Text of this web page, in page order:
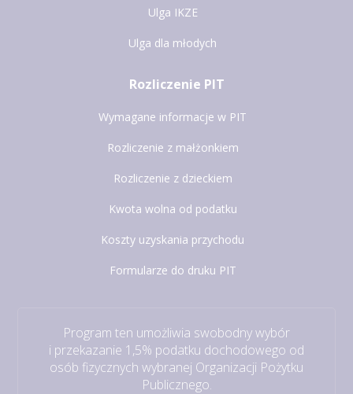
Ulga IKZE
Ulga dla młodych
Rozliczenie PIT
Wymagane informacje w PIT
Rozliczenie z małżonkiem
Rozliczenie z dzieckiem
Kwota wolna od podatku
Koszty uzyskania przychodu
Formularze do druku PIT
Program ten umożliwia swobodny wybór
i przekazanie 1,5% podatku dochodowego od
osób fizycznych wybranej Organizacji Pożytku
Publicznego.